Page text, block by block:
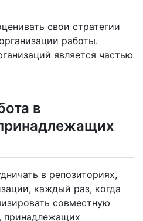
свои стратегии
работы.
является частью
в
в репозиториях,
каждый раз, когда
совместную
принадлежащих